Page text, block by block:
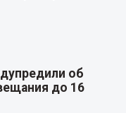
об
до 16